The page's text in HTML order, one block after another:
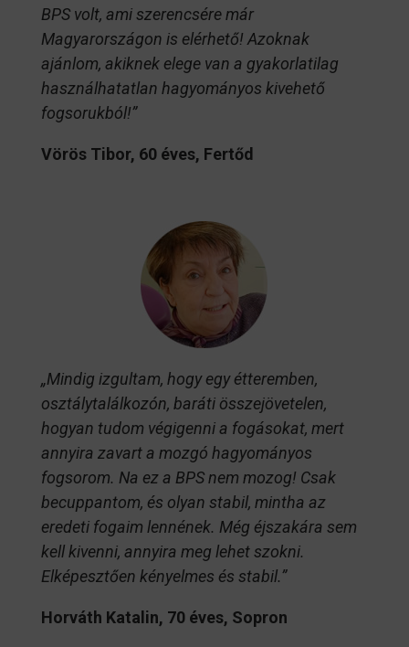
BPS volt, ami szerencsére már
Magyarországon is elérhető! Azoknak
ajánlom, akiknek elege van a gyakorlatilag
használhatatlan hagyományos kivehető
fogsorukból!”
Vörös Tibor, 60 éves, Fertőd
„Mindig izgultam, hogy egy étteremben,
osztálytalálkozón, baráti összejövetelen,
hogyan tudom végigenni a fogásokat, mert
annyira zavart a mozgó hagyományos
fogsorom. Na ez a BPS nem mozog! Csak
becuppantom, és olyan stabil, mintha az
eredeti fogaim lennének. Még éjszakára sem
kell kivenni, annyira meg lehet szokni.
Elképesztően kényelmes és stabil.”
Horváth Katalin, 70 éves, Sopron